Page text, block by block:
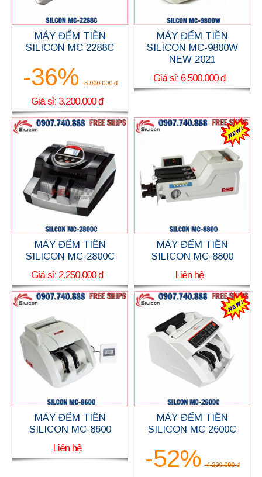
MÁY ĐẾM TIỀN
SILICON MC 2288C
-36% 5.000.000 đ
Giá sỉ: 3.200.000 đ
MÁY ĐẾM TIỀN
SILICON MC-9800W
NEW 2021
Giá sỉ: 6.500.000 đ
MÁY ĐẾM TIỀN
SILICON MC-2800C
Giá sỉ: 2.250.000 đ
MÁY ĐẾM TIỀN
SILICON MC-8800
Liên hệ
MÁY ĐẾM TIỀN
SILICON MC-8600
Liên hệ
MÁY ĐẾM TIỀN
SILICON MC 2600C
-52% 4.200.000 đ